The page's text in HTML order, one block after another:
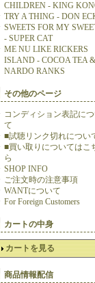
CHILDREN - KING
TRY A THING - DON
SWEETS FOR MY
- SUPER CAT
ME NU LIKE RICKERS
ISLAND - COCOA TEA &
NARDO RANKS
その他のページ
コンディション表記に
て
■試聴リンク切れについ
■買い取りについてはこ
ら
SHOP INFO
ご注文時の注意事項
WANTについて
For Foreign Customers
カートの中身
カートを見る
商品情報配信